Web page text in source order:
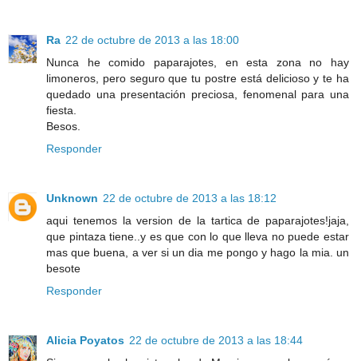
Ra 22 de octubre de 2013 a las 18:00
Nunca he comido paparajotes, en esta zona no hay
limoneros, pero seguro que tu postre está delicioso y te ha
quedado una presentación preciosa, fenomenal para una
fiesta.
Besos.
Responder
Unknown 22 de octubre de 2013 a las 18:12
aqui tenemos la version de la tartica de paparajotes!jaja,
que pintaza tiene..y es que con lo que lleva no puede estar
mas que buena, a ver si un dia me pongo y hago la mia. un
besote
Responder
Alicia Poyatos 22 de octubre de 2013 a las 18:44